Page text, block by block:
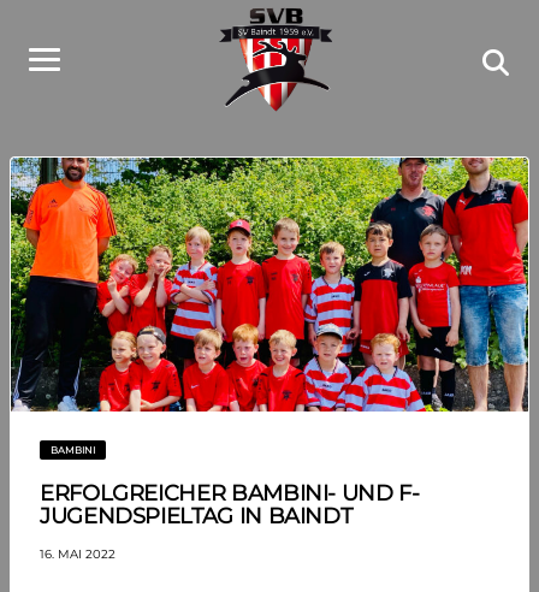
BAMBINI
ERFOLGREICHER BAMBINI- UND F-
JUGENDSPIELTAG IN BAINDT
16. MAI 2022